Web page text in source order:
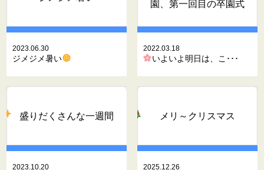
2023.06.30
ジメジメ暑い
園、第一回目の卒園式
2022.03.18
いよいよ明日は、こ･･･
盛りだくさんな一週間
2023.10.20
メリ～クリスマス
2025.12.26